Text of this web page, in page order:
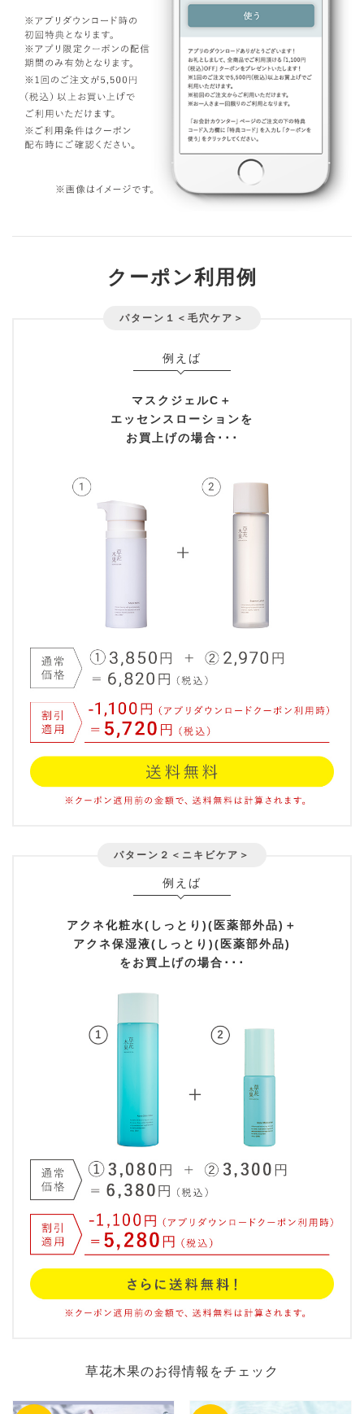
クーポン利用例
パターン１＜毛穴ケア＞
例えば
マスクジェルC＋
エッセンスローションを
お買上げの場合･･･
パターン２＜ニキビケア＞
例えば
アクネ化粧水(しっとり)(医薬部外品)＋
アクネ保湿液(しっとり)(医薬部外品)
をお買上げの場合･･･
草花木果のお得情報をチェック